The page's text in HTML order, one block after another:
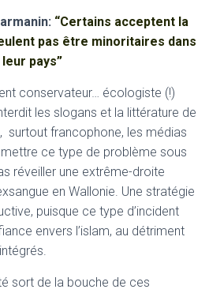
“Certains acceptent la
pas être minoritaires dans
leur pays”
conservateur… écologiste (!)
les slogans et la littérature de
surtout francophone, les médias
ce type de problème sous
réveiller une extrême-droite
en Wallonie. Une stratégie
puisque ce type d’incident
envers l’islam, au détriment
sort de la bouche de ces